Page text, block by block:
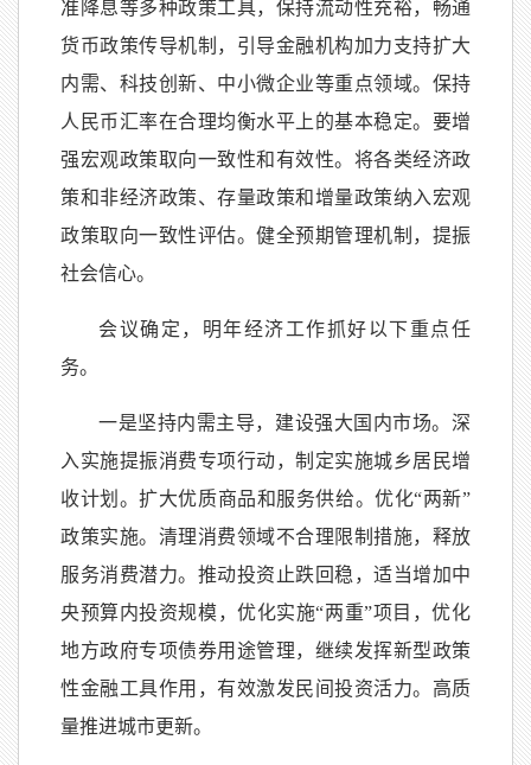
准降息等多种政策工具，保持流动性充裕，畅通
货币政策传导机制，引导金融机构加力支持扩大
内需、科技创新、中小微企业等重点领域。保持
人民币汇率在合理均衡水平上的基本稳定。要增
强宏观政策取向一致性和有效性。将各类经济政
策和非经济政策、存量政策和增量政策纳入宏观
政策取向一致性评估。健全预期管理机制，提振
社会信心。
会议确定，明年经济工作抓好以下重点任
务。
一是坚持内需主导，建设强大国内市场。深
入实施提振消费专项行动，制定实施城乡居民增
收计划。扩大优质商品和服务供给。优化“两新”
政策实施。清理消费领域不合理限制措施，释放
服务消费潜力。推动投资止跌回稳，适当增加中
央预算内投资规模，优化实施“两重”项目，优化
地方政府专项债券用途管理，继续发挥新型政策
性金融工具作用，有效激发民间投资活力。高质
量推进城市更新。